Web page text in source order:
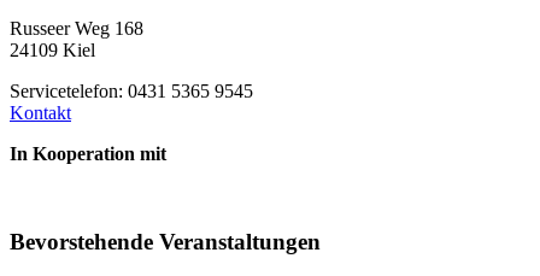
Russeer Weg 168
24109 Kiel
Servicetelefon: 0431 5365 9545
Kontakt
In Kooperation mit
Bevorstehende Veranstaltungen